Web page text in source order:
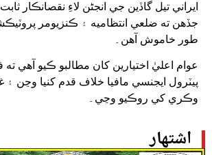
اشتهار
ايراني تيل گاڏين جي انجڻن لاءِ نقصانڪار
جڏهن ته ضلعي انتظاميه ۽ ڪنزيومر
طور خاموش آهن۔
عوام اعليٰ اختيارين کان مطالبو ڪيو آهي
پيٽرول ايجنسي مافيا خلاف قدم کنيا وڃن ۽
وڪري کي روڪيو وڃي۔